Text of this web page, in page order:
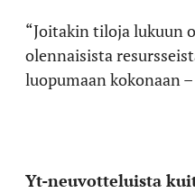
“Joitakin tiloja lukuun
olennaisista
luopumaan kokonaan
Yt-neuvotteluista